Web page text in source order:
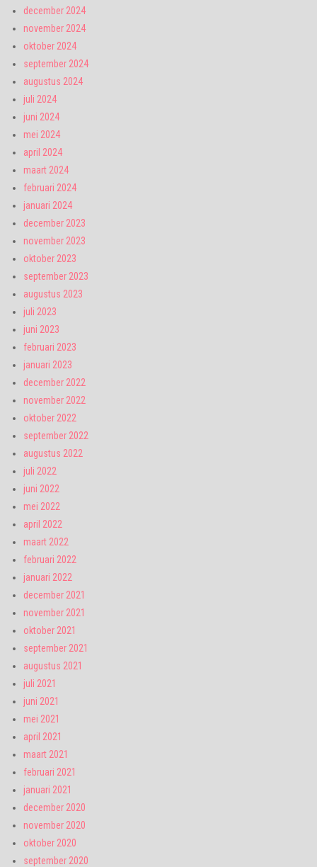
december 2024
november 2024
oktober 2024
september 2024
augustus 2024
juli 2024
juni 2024
mei 2024
april 2024
maart 2024
februari 2024
januari 2024
december 2023
november 2023
oktober 2023
september 2023
augustus 2023
juli 2023
juni 2023
februari 2023
januari 2023
december 2022
november 2022
oktober 2022
september 2022
augustus 2022
juli 2022
juni 2022
mei 2022
april 2022
maart 2022
februari 2022
januari 2022
december 2021
november 2021
oktober 2021
september 2021
augustus 2021
juli 2021
juni 2021
mei 2021
april 2021
maart 2021
februari 2021
januari 2021
december 2020
november 2020
oktober 2020
september 2020